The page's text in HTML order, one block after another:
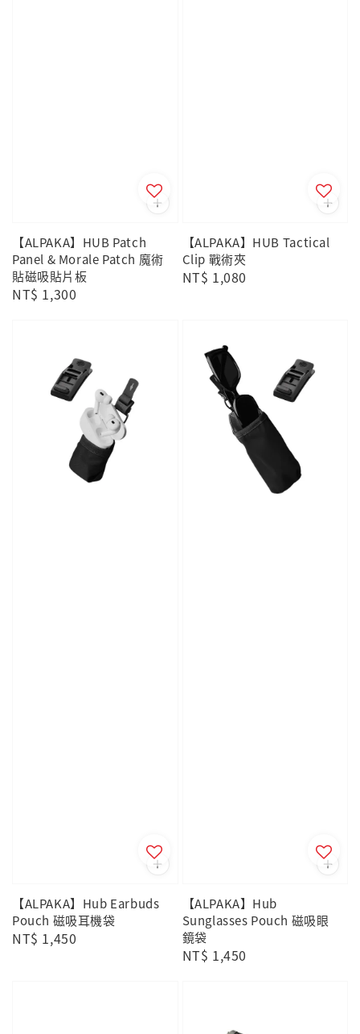
【ALPAKA】HUB Patch
Panel & Morale Patch 魔術
貼磁吸貼片板
Regular
NT$ 1,300
【ALPAKA】HUB Tactical
Clip 戰術夾
Regular
NT$ 1,080
【ALPAKA】Hub Earbuds
Pouch 磁吸耳機袋
Regular
NT$ 1,450
【ALPAKA】Hub
Sunglasses Pouch 磁吸眼
鏡袋
Regular
NT$ 1,450